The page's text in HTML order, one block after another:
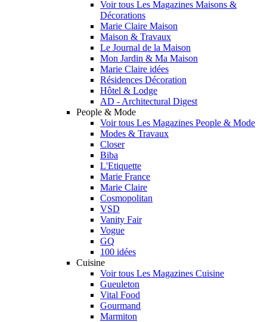
Voir tous Les Magazines Maisons &
Décorations
Marie Claire Maison
Maison & Travaux
Le Journal de la Maison
Mon Jardin & Ma Maison
Marie Claire idées
Résidences Décoration
Hôtel & Lodge
AD - Architectural Digest
People & Mode
Voir tous Les Magazines People & Mode
Modes & Travaux
Closer
Biba
L'Etiquette
Marie France
Marie Claire
Cosmopolitan
VSD
Vanity Fair
Vogue
GQ
100 idées
Cuisine
Voir tous Les Magazines Cuisine
Gueuleton
Vital Food
Gourmand
Marmiton